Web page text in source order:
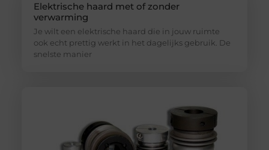
Elektrische haard met of zonder
verwarming
Je wilt een elektrische haard die in jouw ruimte
ook echt prettig werkt in het dagelijks gebruik. De
snelste manier